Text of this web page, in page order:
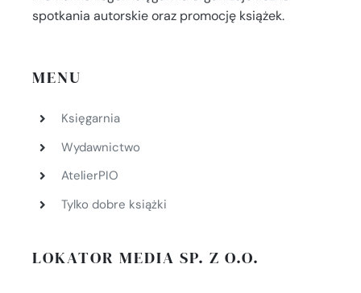
spotkania autorskie oraz promocję książek.
MENU
Księgarnia
Wydawnictwo
AtelierPIO
Tylko dobre książki
LOKATOR MEDIA SP. Z O.O.